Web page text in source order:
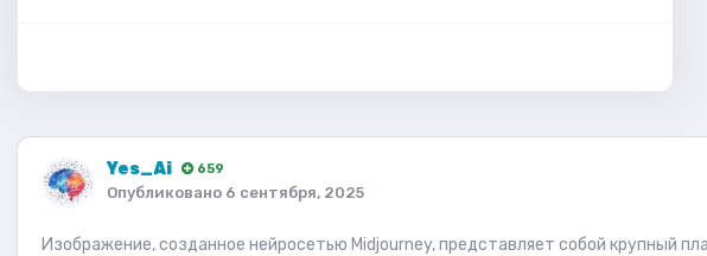
Yes_Ai 659
Опубликовано 6 сентября, 2025
Изображение, созданное нейросетью Midjourney, представляет собой крупный